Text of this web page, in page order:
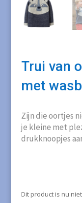
Trui van
met
Zijn die oortjes
je kleine met
drukknoopjes
Dit product is nu